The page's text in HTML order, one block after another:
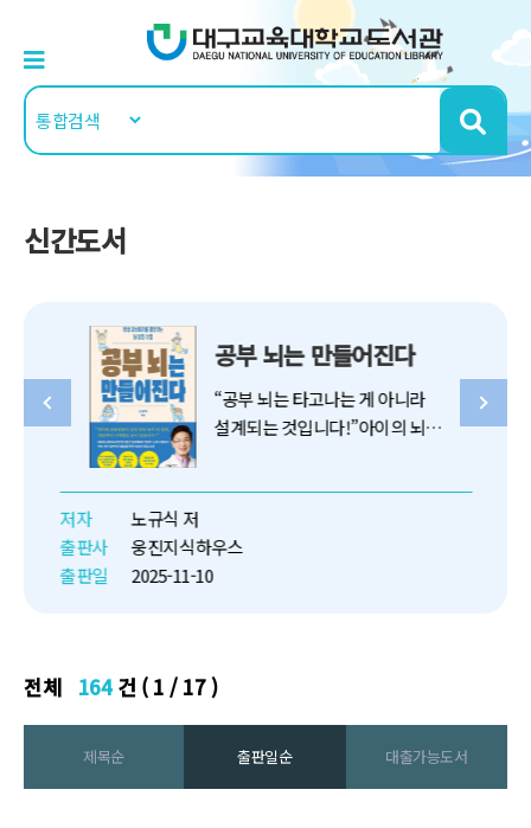
신간도서
공부 뇌는 만들어진다
“공부 뇌는 타고나는 게 아니라
설계되는 것입니다!”아이의 뇌를
급변을 경험했다. 전례 없던 팬데
저자
노규식 저
출판사
웅진지식하우스
출판일
2025-11-10
전체 164 건 ( 1 / 17 )
제목순 출판일순 대출가능도서